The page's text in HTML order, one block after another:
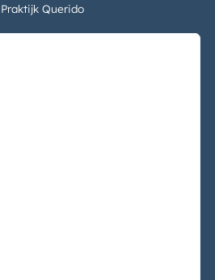
Praktijk Querido